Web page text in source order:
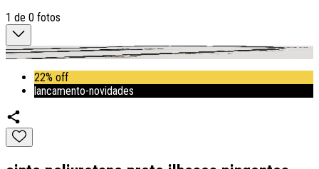
1 de 0 fotos
22% off
lancamento-novidades